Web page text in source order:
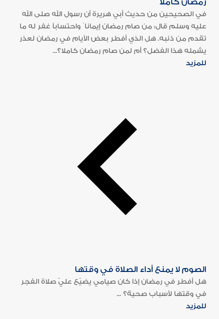
رمضان كاملا
في الصحيحين من حديث أبي هريرة أن رسول الله صلى الله
عليه وسلم قال: من صام رمضان إيمانا ً واحتساباً غفر له ما
تقدم من ذنبه. هل الذي أفطر بعض الأيام في رمضان لعذر
يشمله هذا الفضل؟ أم لمن صام رمضان كاملا؟...
للمزيد
الصوم لا يمنع أداء الصلاة في وقتها
هل أفطر في رمضان إذا كان صيامي يضيّع عليّ صلاة الفجر
في وقتها لأسباب صحية؟ ...
للمزيد